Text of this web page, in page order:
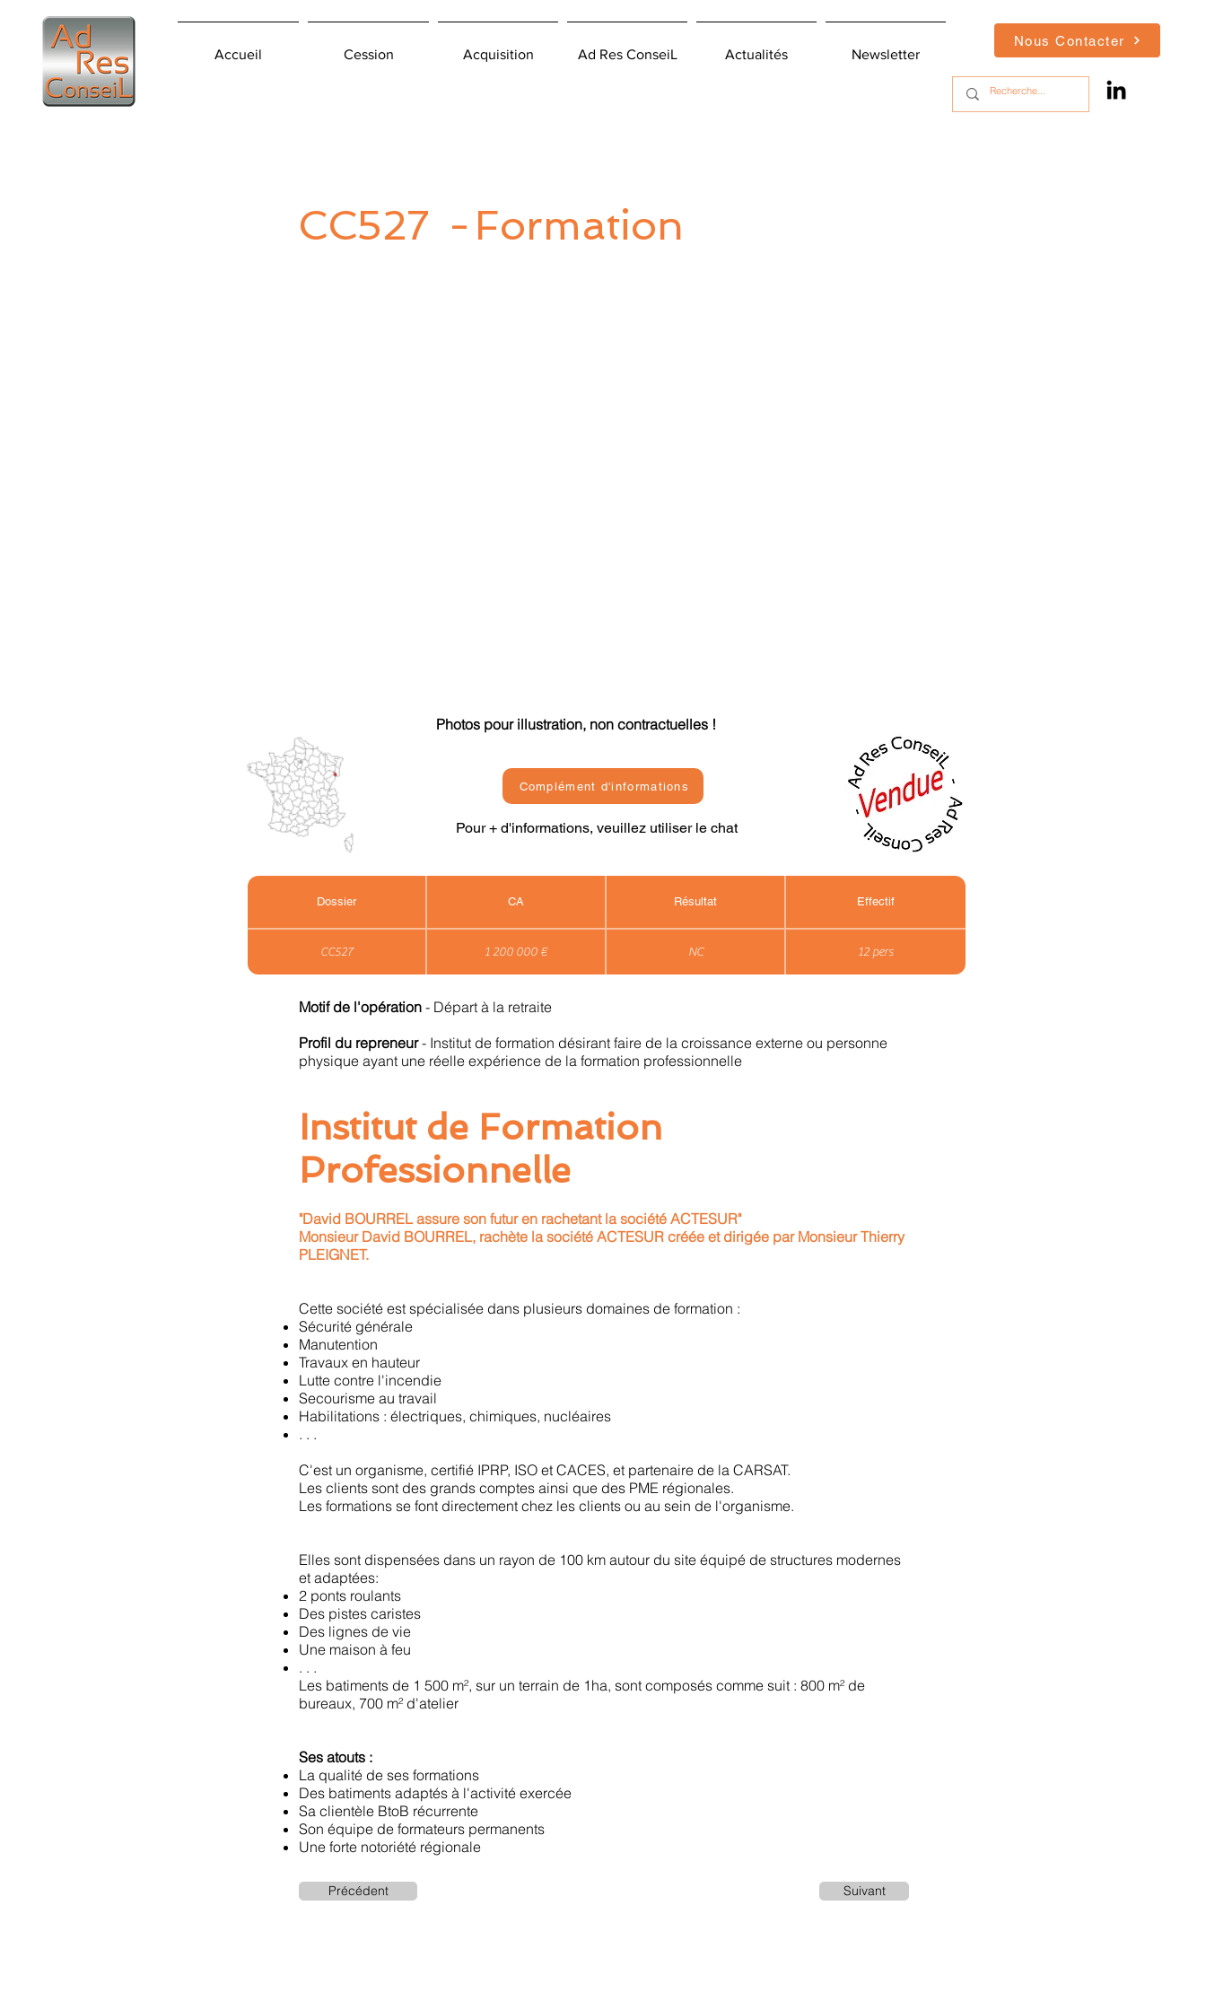
Nous Contacter
Accueil
Cession Acquisition Ad Res ConseiL Actualités Newsletter
CC527 - Formation
Photos pour illustration, non contractuelles !
Complément d'informations
Pour + d'informations, veuillez utiliser le chat
Dossier CA Résultat Effectif
CC527 1 200 000 € NC 12 pers
Motif de l'opération - Départ à la retraite
Profil du repreneur- Institut de formation désirant faire de la croissance externe ou personne
physique ayant une réelle expérience de la formation professionnelle
Institut de Formation
Professionnelle
"David BOURREL assure son futur en rachetant la société ACTESUR"
Monsieur David BOURREL, rachète la société ACTESUR créée et dirigée par Monsieur Thierry
PLEIGNET.
Cette société est spécialisée dans plusieurs domaines de formation :
Sécurité générale
Manutention
Travaux en hauteur
Lutte contre l'incendie
Secourisme au travail
Habilitations : électriques, chimiques, nucléaires
. . .
C'est un organisme, certifié IPRP, ISO et CACES, et partenaire de la CARSAT.
Les clients sont des grands comptes ainsi que des PME régionales.
Les formations se font directement chez les clients ou au sein de l'organisme.
Elles sont dispensées dans un rayon de 100 km autour du site équipé de structures modernes
et adaptées:
2 ponts roulants
Des pistes caristes
Des lignes de vie
Une maison à feu
. . .
Les batiments de 1 500 m², sur un terrain de 1ha, sont composés comme suit : 800 m² de
bureaux, 700 m² d'atelier
Ses atouts :
La qualité de ses formations
Des batiments adaptés à l'activité exercée
Sa clientèle BtoB récurrente
Son équipe de formateurs permanents
Une forte notoriété régionale
Précédent Suivant